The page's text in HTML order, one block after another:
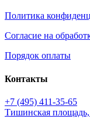
Политика
Согласие на
Порядок оплаты
Контакты
+7 (495) 411-35-65
Тишинская